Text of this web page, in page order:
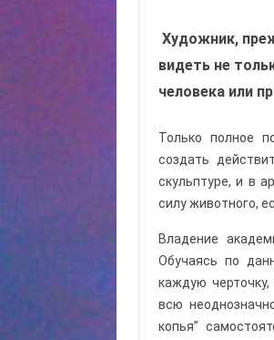
Художник,
видеть не
человека или
Только полное
создать
скульптуре, и в
силу животного,
Владение
Обучаясь по
каждую
всю
копья”